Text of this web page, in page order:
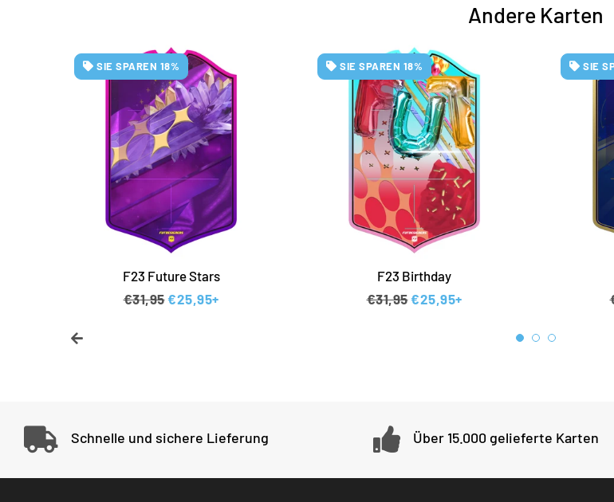
Andere Karten
SIE SPAREN 18%
F23 Future Stars
Normaler Preis
€31,95Sonderpreis
€25,95+
SIE SPAREN 18%
F23 Birthday
Normaler Preis
€31,95Sonderpreis
€25,95+
SIE
Schnelle und sichere Lieferung Über 15.000 gelieferte Karten